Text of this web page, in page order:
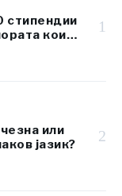
стипендии
кои
јазик
1
или
јазик?
2